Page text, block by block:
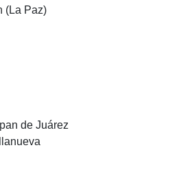
(La Paz)
de Juárez